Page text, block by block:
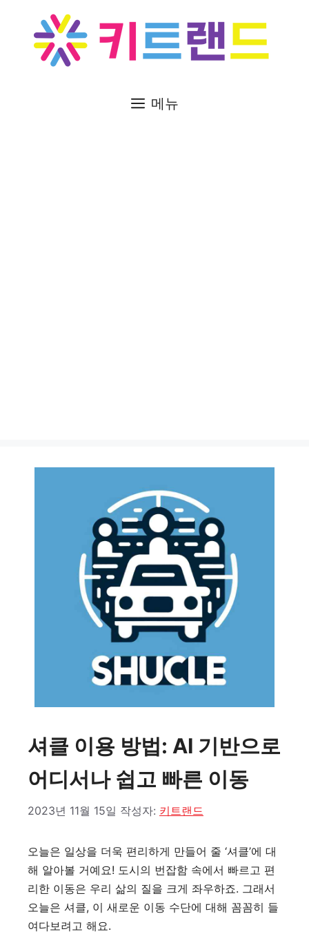
메뉴
셔클 이용 방법: AI 기반으로
어디서나 쉽고 빠른 이동
2023년 11월 15일 작성자: 키트랜드
오늘은 일상을 더욱 편리하게 만들어 줄 ‘셔클’에 대
해 알아볼 거예요! 도시의 번잡함 속에서 빠르고 편
리한 이동은 우리 삶의 질을 크게 좌우하죠. 그래서
오늘은 셔클, 이 새로운 이동 수단에 대해 꼼꼼히 들
여다보려고 해요.